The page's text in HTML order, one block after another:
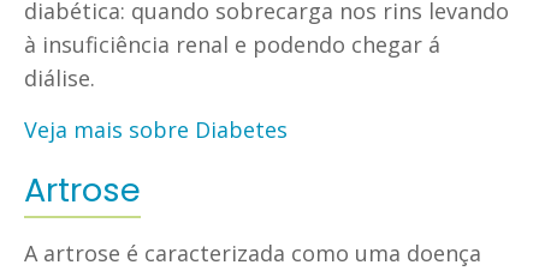
diabética: quando sobrecarga nos rins levando
à insuficiência renal e podendo chegar á
diálise.
Veja mais sobre Diabetes
Artrose
A artrose é caracterizada como uma doença